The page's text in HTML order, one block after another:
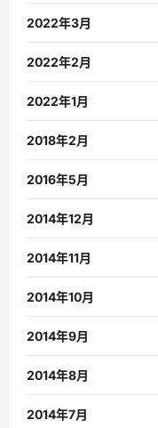
2022年3月
2022年2月
2022年1月
2018年2月
2016年5月
2014年12月
2014年11月
2014年10月
2014年9月
2014年8月
2014年7月